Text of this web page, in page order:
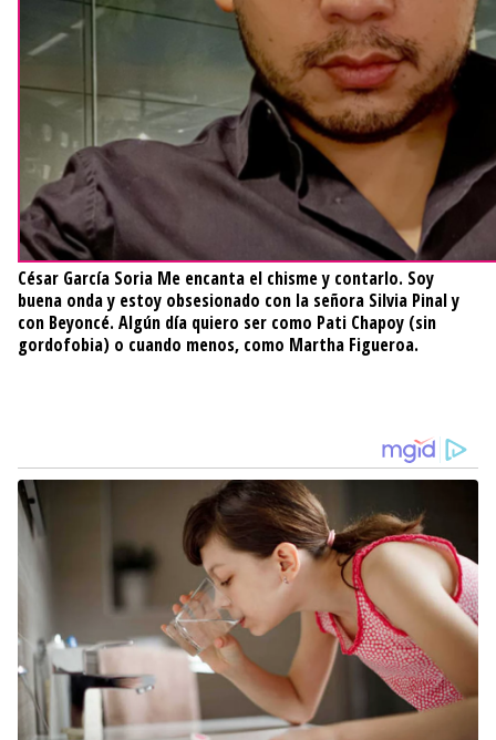
César García Soria Me encanta el chisme y contarlo. Soy
buena onda y estoy obsesionado con la señora Silvia Pinal y
con Beyoncé. Algún día quiero ser como Pati Chapoy (sin
gordofobia) o cuando menos, como Martha Figueroa.